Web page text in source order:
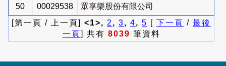
50 00029538
眾享樂股份有限公司
[第一頁 / 上一頁] <1>, 2 , 3, 4, 5 [ 下一頁 / 最後
一頁] 共有 8039 筆資料